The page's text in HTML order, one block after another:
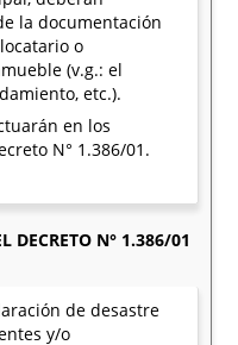
la documentación
o
(v.g.: el
etc.).
en los
N° 1.386/01.
DECRETO N° 1.386/01
de desastre
y/o